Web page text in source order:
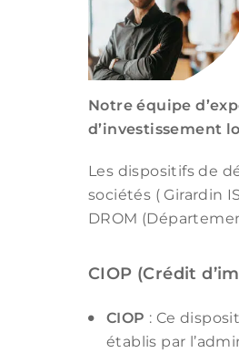
Notre équipe
d’investissement
Les dispositifs de
sociétés ( Girardin
DROM
CIOP (Crédit
CIOP : Ce
établis par